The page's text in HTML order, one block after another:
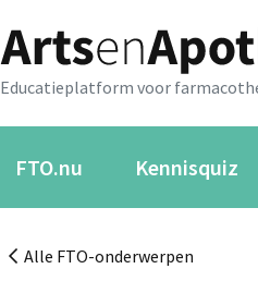
Educatieplatform voor
FTO.nu Kennisquiz
Alle FTO-onderwerpen